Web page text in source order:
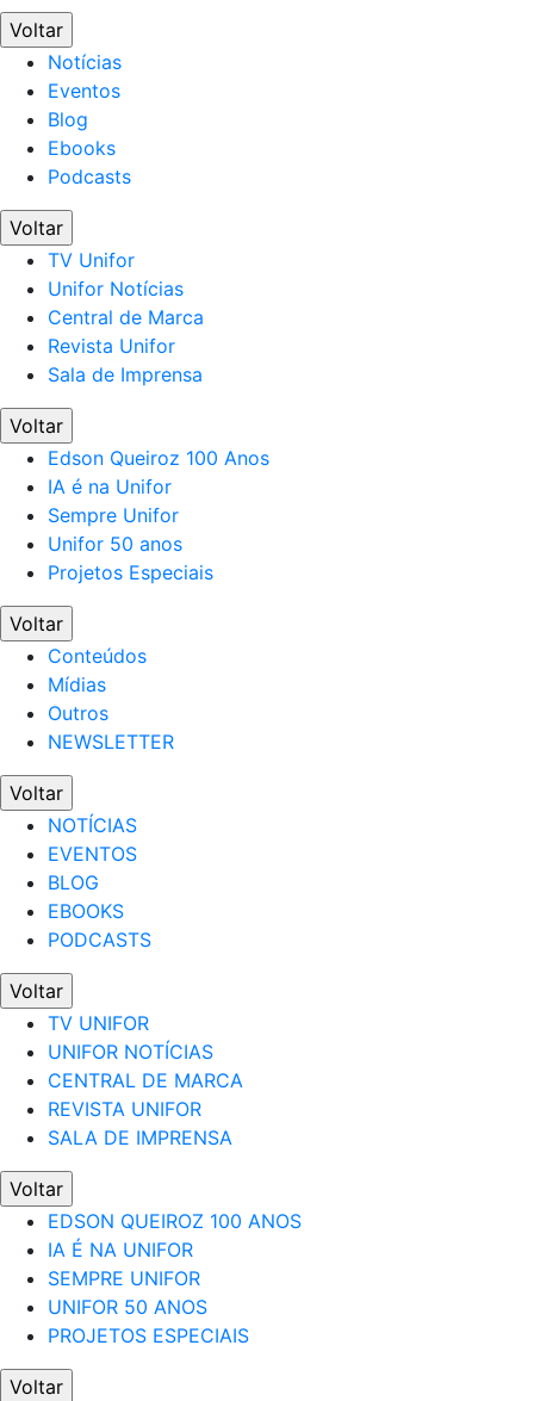
Voltar
Notícias
Eventos
Blog
Ebooks
Podcasts
Voltar
TV Unifor
Unifor Notícias
Central de Marca
Revista Unifor
Sala de Imprensa
Voltar
Edson Queiroz 100 Anos
IA é na Unifor
Sempre Unifor
Unifor 50 anos
Projetos Especiais
Voltar
Conteúdos
Mídias
Outros
NEWSLETTER
Voltar
NOTÍCIAS
EVENTOS
BLOG
EBOOKS
PODCASTS
Voltar
TV UNIFOR
UNIFOR NOTÍCIAS
CENTRAL DE MARCA
REVISTA UNIFOR
SALA DE IMPRENSA
Voltar
EDSON QUEIROZ 100 ANOS
IA É NA UNIFOR
SEMPRE UNIFOR
UNIFOR 50 ANOS
PROJETOS ESPECIAIS
Voltar